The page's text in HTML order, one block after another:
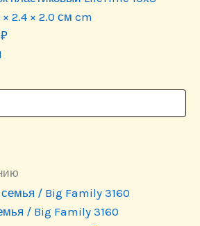
2.4 × 2.0 см cm
₽
/ Big Family 3160